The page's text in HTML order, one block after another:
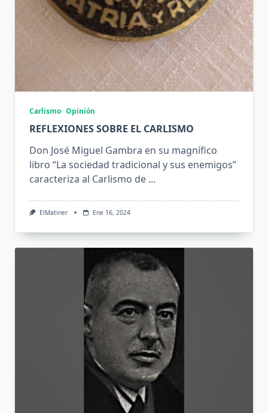
Carlismo Opinión
REFLEXIONES SOBRE EL CARLISMO
Don José Miguel Gambra en su magnífico
libro “La sociedad tradicional y sus enemigos”
caracteriza al Carlismo de ...
ElMatiner Ene 16, 2024